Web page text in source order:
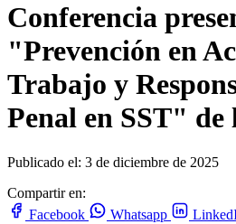
Conferencia
"Prevención en
Trabajo y
Penal en SST"
Publicado el: 3 de diciembre de 2025
Compartir en:
Facebook
Whatsapp